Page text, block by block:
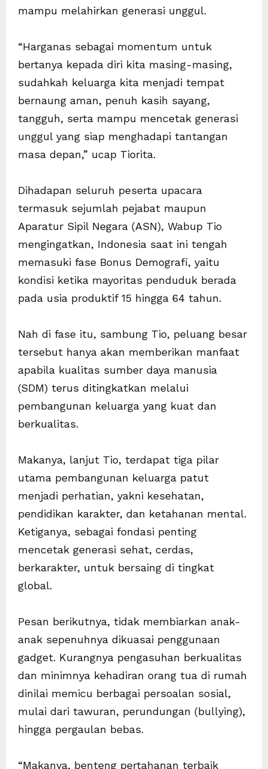
mampu melahirkan generasi unggul.
“Harganas sebagai momentum untuk
bertanya kepada diri kita masing-masing,
sudahkah keluarga kita menjadi tempat
bernaung aman, penuh kasih sayang,
tangguh, serta mampu mencetak generasi
unggul yang siap menghadapi tantangan
masa depan,” ucap Tiorita.
Dihadapan seluruh peserta upacara
termasuk sejumlah pejabat maupun
Aparatur Sipil Negara (ASN), Wabup Tio
mengingatkan, Indonesia saat ini tengah
memasuki fase Bonus Demografi, yaitu
kondisi ketika mayoritas penduduk berada
pada usia produktif 15 hingga 64 tahun.
Nah di fase itu, sambung Tio, peluang besar
tersebut hanya akan memberikan manfaat
apabila kualitas sumber daya manusia
(SDM) terus ditingkatkan melalui
pembangunan keluarga yang kuat dan
berkualitas.
Makanya, lanjut Tio, terdapat tiga pilar
utama pembangunan keluarga patut
menjadi perhatian, yakni kesehatan,
pendidikan karakter, dan ketahanan mental.
Ketiganya, sebagai fondasi penting
mencetak generasi sehat, cerdas,
berkarakter, untuk bersaing di tingkat
global.
Pesan berikutnya, tidak membiarkan anak-
anak sepenuhnya dikuasai penggunaan
gadget. Kurangnya pengasuhan berkualitas
dan minimnya kehadiran orang tua di rumah
dinilai memicu berbagai persoalan sosial,
mulai dari tawuran, perundungan (bullying),
hingga pergaulan bebas.
“Makanya, benteng pertahanan terbaik